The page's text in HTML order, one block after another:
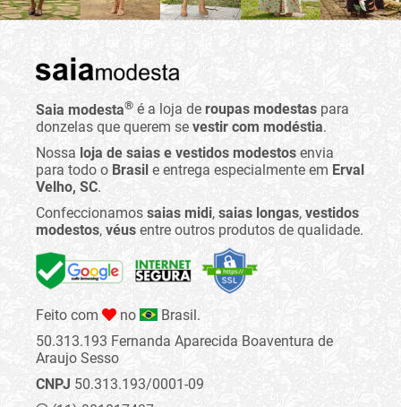
Saia modesta® é a loja de roupas modestas para
donzelas que querem se vestir com modéstia.
Nossa loja de saias e vestidos modestos envia
para todo o Brasil e entrega especialmente em Erval
Velho, SC.
Confeccionamos saias midi, saias longas, vestidos
modestos, véus entre outros produtos de qualidade.
Feito com no
Brasil.
50.313.193 Fernanda Aparecida Boaventura de
Araujo Sesso
CNPJ 50.313.193/0001-09